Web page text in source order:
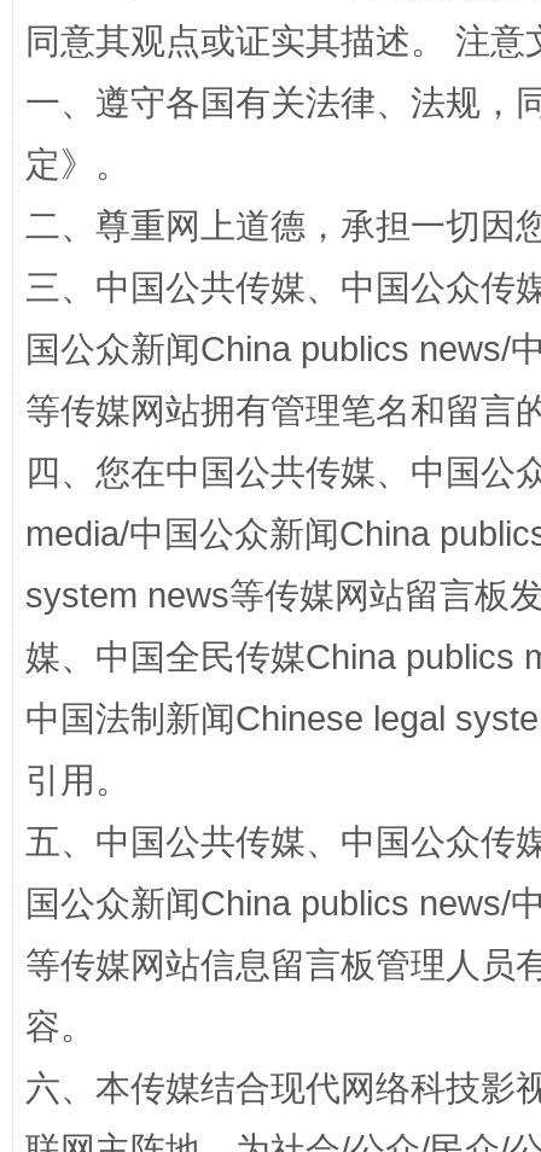
阿坝州三大球赛在茂县开幕 规模
国家大学科技园优化重塑工作
扯下公款旅游的“隐身衣” 如何以
同意其观点或证实其描述。 注
一、遵守各国有关法律、法规，
定》。
二、尊重网上道德，承担一切因
三、中国公共传媒、中国公众传
国公众新闻China publics news/
等传媒网站拥有管理笔名和留言
四、您在中国公共传媒、中国公
media/中国公众新闻China
system news等传媒网站留言板
媒、中国全民传媒China publics
中国法制新闻Chinese legal
引用。
五、中国公共传媒、中国公众传
国公众新闻China publics news/
等传媒网站信息留言板管理人员
容。
六、本传媒结合现代网络科技影